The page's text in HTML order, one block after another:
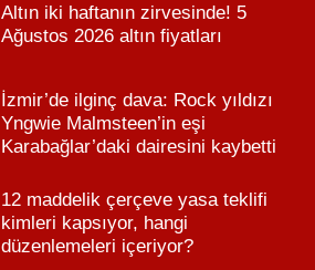
Altın iki haftanın zirvesinde! 5
Ağustos 2026 altın fiyatları
İzmir’de ilginç dava: Rock yıldızı
Yngwie Malmsteen’in eşi
Karabağlar’daki dairesini kaybetti
12 maddelik çerçeve yasa teklifi
kimleri kapsıyor, hangi
düzenlemeleri içeriyor?